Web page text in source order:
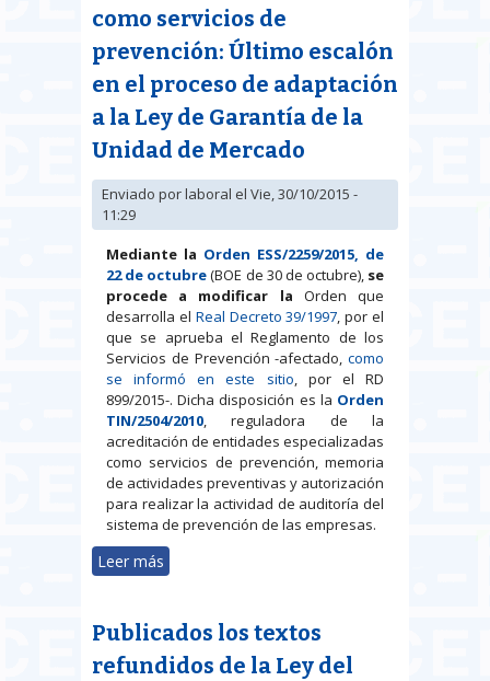
como servicios de
prevención: Último escalón
en el proceso de adaptación
a la Ley de Garantía de la
Unidad de Mercado
Enviado porlaboral el Vie, 30/10/2015 -
11:29
Mediante la Orden ESS/2259/2015, de
22 de octubre(BOE de 30 de octubre), se
procede a modificar la Orden que
desarrolla el Real Decreto 39/1997 , por el
que se aprueba el Reglamento de los
Servicios de Prevención -afectado, como
se informó en este sitio , por el RD
899/2015-. Dicha disposición es la Orden
TIN/2504/2010 , reguladora de la
acreditación de entidades especializadas
como servicios de prevención, memoria
de actividades preventivas y autorización
para realizar la actividad de auditoría del
sistema de prevención de las empresas.
Leer más
adaptación a la Ley de Garantía
de la Unidad de Mercado
Publicados los textos
refundidos de la Ley del